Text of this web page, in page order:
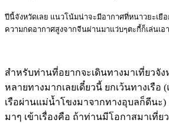
ปีนี้จังหวัดเลย แนวโน้มน่าจะมีอากาศที่หนาวยะเยื
ความกดอากาศสูงจากจีนผ่านมาแว่บๆตะกี้ก็เล่นเอ
สำหรับท่านที่อยากจะเดินทางมาเที่ยวจัง
หลายทางมากเลยเดี๋ยวนี้ ยกเว้นทางเรือ
เรือผ่านแม่น้ำโขงมาจากทางอุบลก็ดีนะ)
มาๆ เข้าเรื่องคือ ถ้าท่านมีโอกาสมาเที่ยว